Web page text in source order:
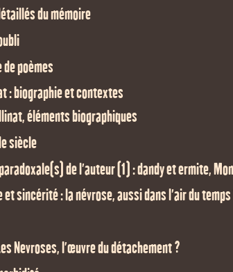
du mémoire
poèmes
: biographie et contextes
éléments biographiques
siècle
de l'auteur (1) : dandy et ermite,
et sincérité : la névrose, aussi dans l'air du
Nevroses, l’œuvre du détachement ?